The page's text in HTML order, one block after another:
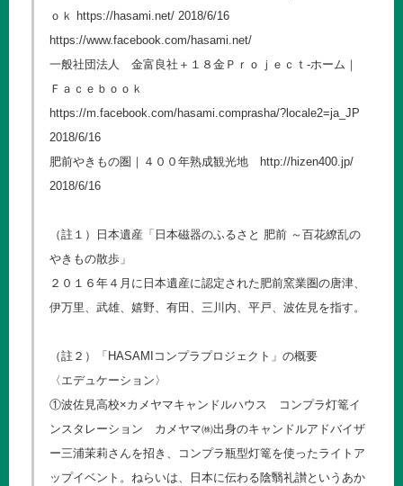
ｏｋ
https://hasami.net/ 2018/6/16
https://www.facebook.com/hasami.net/
一般社団法人 金富良社＋１８金Ｐｒｏｊｅｃｔ-ホーム｜
Ｆａｃｅｂｏｏｋ
https://m.facebook.com/hasami.comprasha/?locale2=ja_JP
2018/6/16
肥前やきもの圏｜４００年熟成観光地
http://hizen400.jp/
2018/6/16
（註１）日本遺産「日本磁器のふるさと 肥前 ～百花繚乱の
やきもの散歩」
２０１６年４月に日本遺産に認定された肥前窯業圏の唐津、
伊万里、武雄、嬉野、有田、三川内、平戸、波佐見を指す。
（註２）「HASAMIコンプラプロジェクト」の概要
〈エデュケーション〉
①波佐見高校×カメヤマキャンドルハウス コンプラ灯篭イ
ンスタレーション カメヤマ㈱出身のキャンドルアドバイザ
ー三浦茉莉さんを招き、コンプラ瓶型灯篭を使ったライトア
ップイベント。ねらいは、日本に伝わる陰翳礼讃というあか